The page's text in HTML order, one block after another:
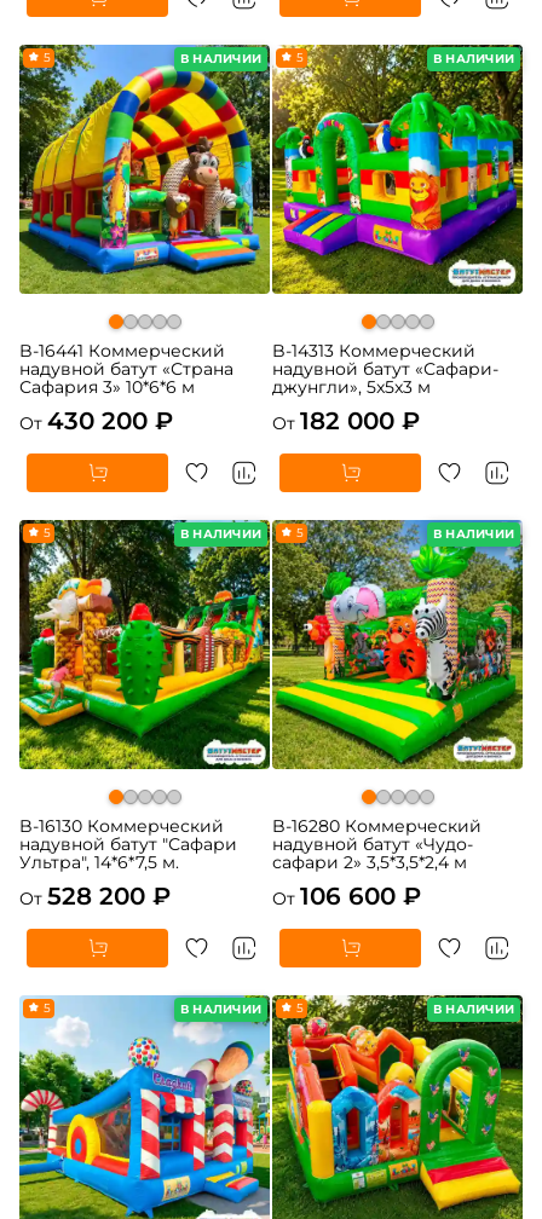
В НАЛИЧИИ
5
B-16441 Коммерческий
надувной батут «Страна
Сафария 3» 10*6*6 м
От 430 200 ₽
В НАЛИЧИИ
5
B-14313 Коммерческий
надувной батут «Сафари-
джунгли», 5x5x3 м
От 182 000 ₽
В НАЛИЧИИ
5
B-16130 Коммерческий
надувной батут "Сафари
Ультра", 14*6*7,5 м.
От 528 200 ₽
В НАЛИЧИИ
5
B-16280 Коммерческий
надувной батут «Чудо-
сафари 2» 3,5*3,5*2,4 м
От 106 600 ₽
В НАЛИЧИИ
5 В НАЛИЧИИ
5